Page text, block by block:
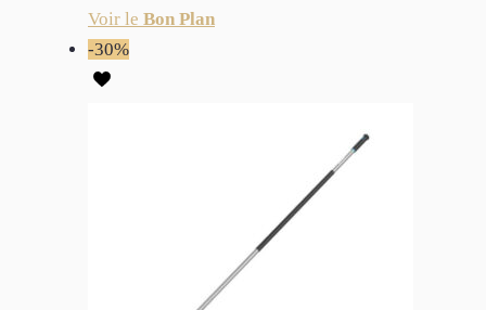
Voir le Bon Plan
-30%